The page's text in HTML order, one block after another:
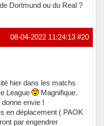
Dortmund ou du Real ?
#20
08-04-2022 11:24:13
hier dans les matchs
League
Magnifique.
envie !
en déplacement ( PAOK
par engendrer